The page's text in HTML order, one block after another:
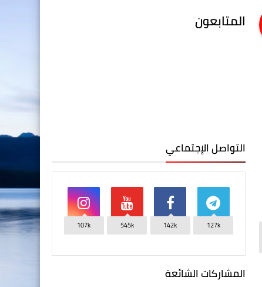
المتابعون
التواصل الإجتماعي
127k
142k
545k
107k
المشاركات الشائعة